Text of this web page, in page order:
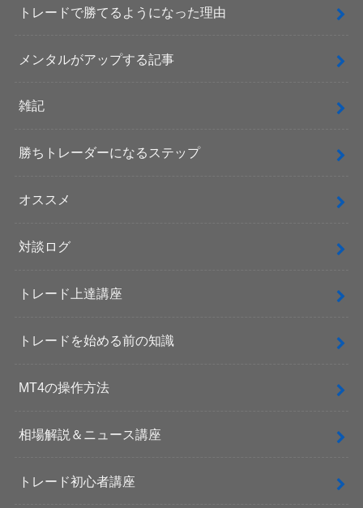
トレードで勝てるようになった理由
メンタルがアップする記事
雑記
勝ちトレーダーになるステップ
オススメ
対談ログ
トレード上達講座
トレードを始める前の知識
MT4の操作方法
相場解説＆ニュース講座
トレード初心者講座